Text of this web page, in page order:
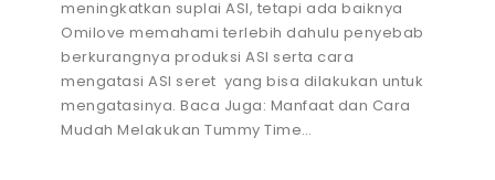
meningkatkan suplai ASI, tetapi ada baiknya
Omilove memahami terlebih dahulu penyebab
berkurangnya produksi ASI serta cara
mengatasi ASI seret yang bisa dilakukan untuk
mengatasinya. Baca Juga: Manfaat dan Cara
Mudah Melakukan Tummy Time…